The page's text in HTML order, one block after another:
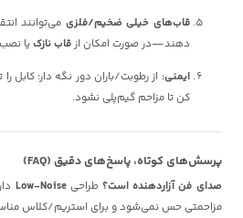
قاب‌های خیلی ضخیم/فلزی می‌توانند
دهند—در صورت امکان ازقاب نازک یا
ایمنی: از رطوبت/باران دور نگه دار؛ کابل
کن تا مزاحم گیم‌پلی نشود.
پرسش‌های کوتاه، پاسخ‌های دقیق (FAQ)
صدای فن آزاردهنده است؟ طراحیLow-Noise
مزاحمتی حس نمی‌شود و برای استریم/کلاس